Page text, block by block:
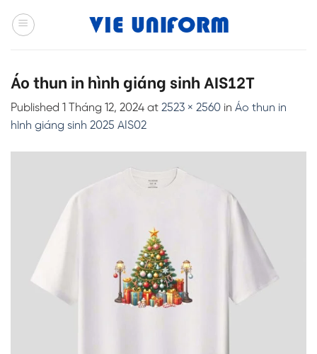
Áo thun in hình giáng sinh AIS12T
Published 1 Tháng 12, 2024 at 2523 × 2560 in Áo thun in
hình giáng sinh 2025 AIS02